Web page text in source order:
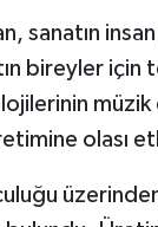
sanatın
bireyler
müzik
olası